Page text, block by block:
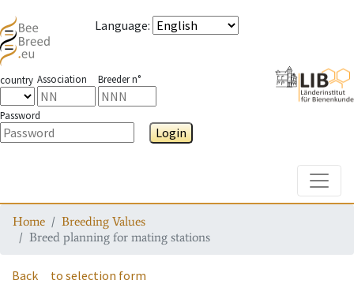
Language:
country Association Breeder n°
Password
Login
Home
Breeding Values
Breed planning for mating stations
Back to selection form